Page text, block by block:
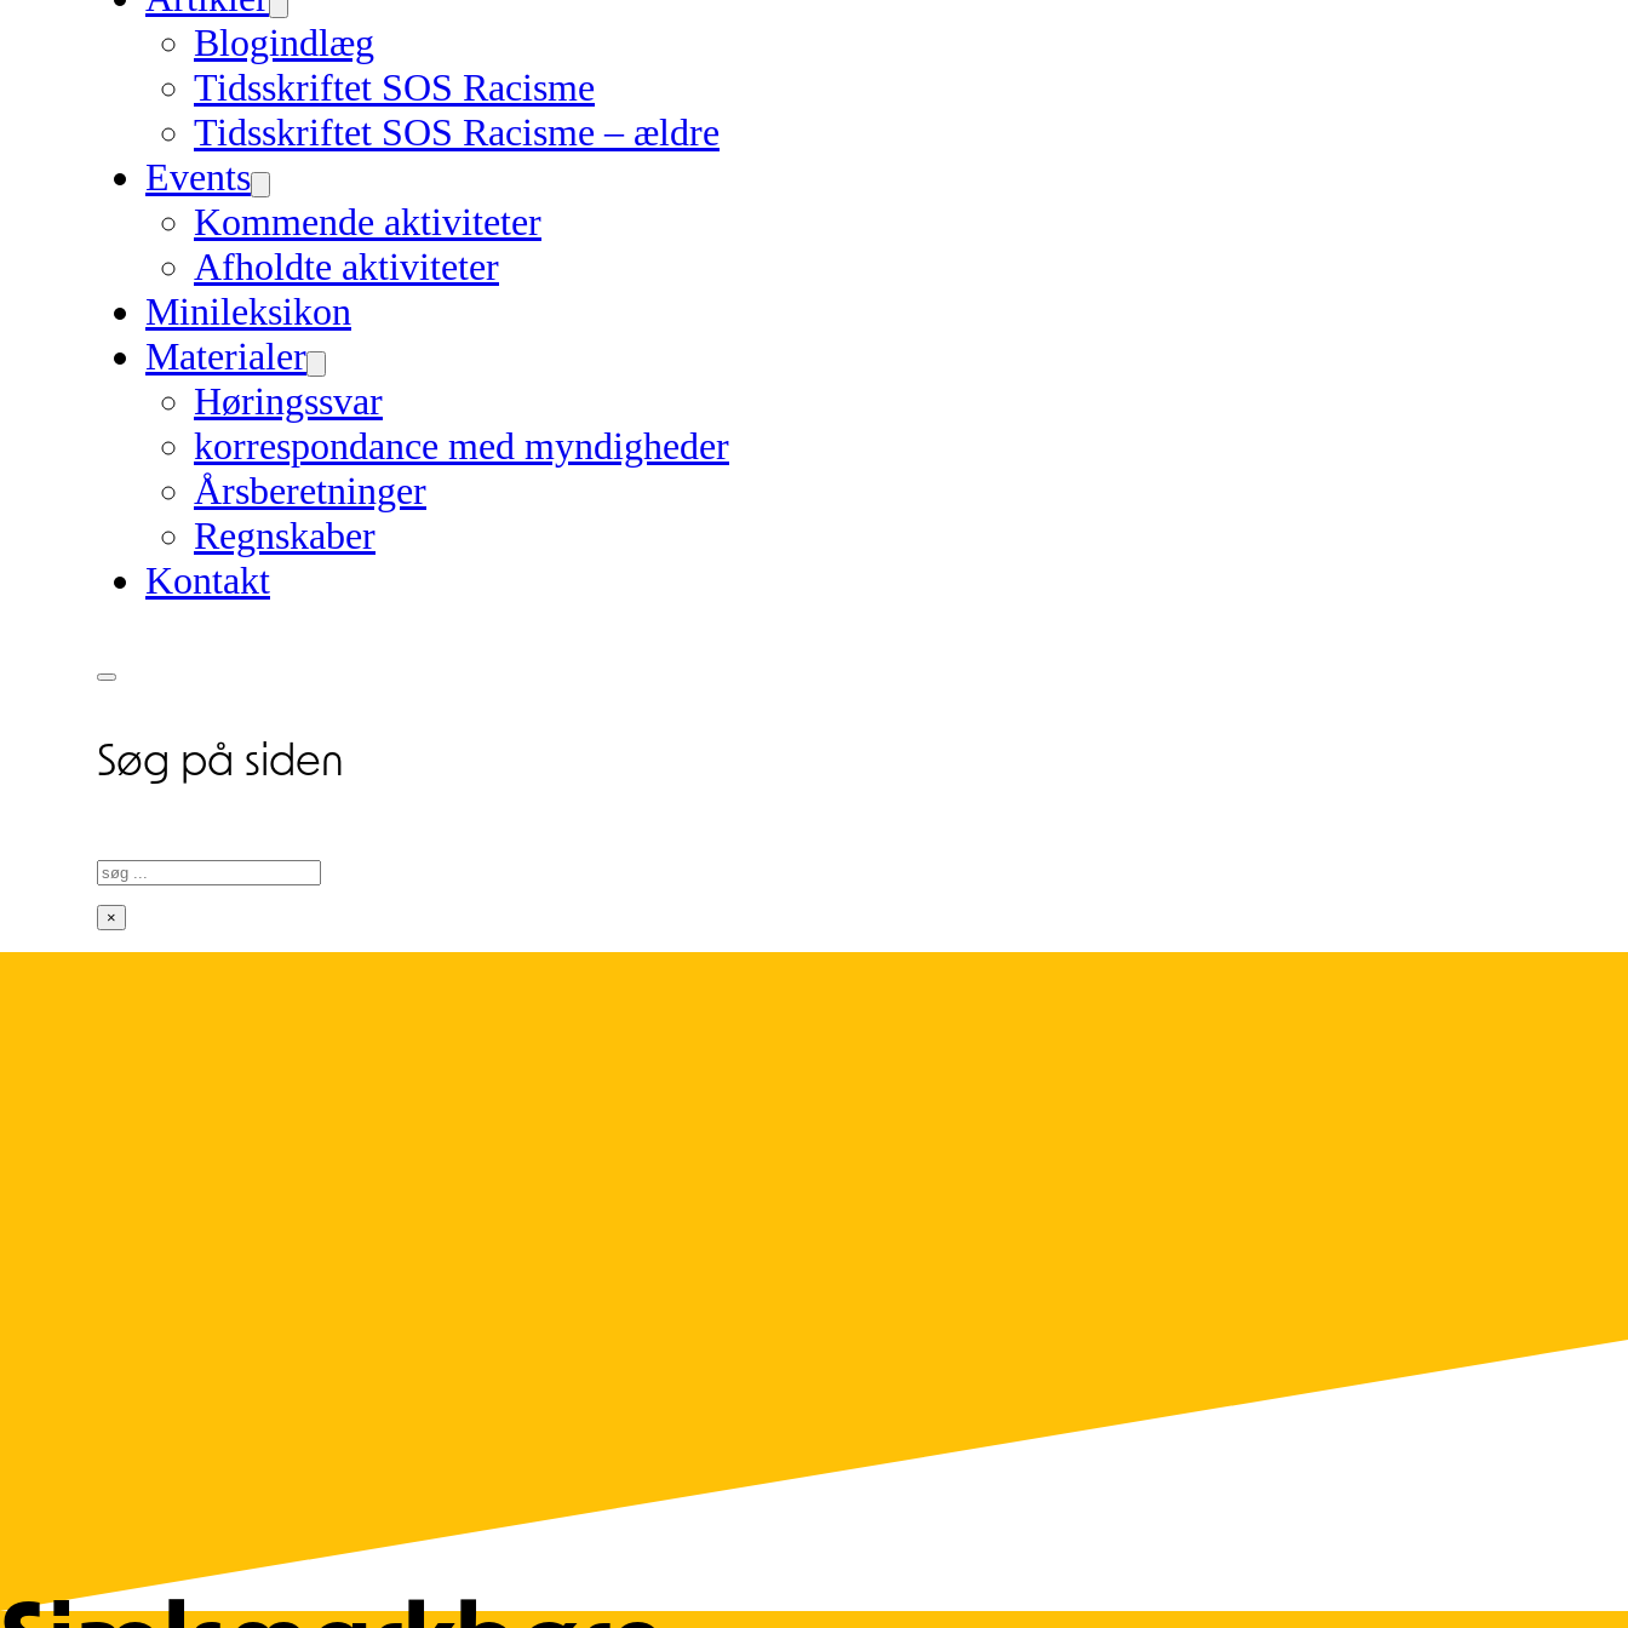
Blogindlæg
Tidsskriftet SOS Racisme
Tidsskriftet SOS Racisme – ældre
Events
Kommende aktiviteter
Afholdte aktiviteter
Minileksikon
Materialer
Høringssvar
korrespondance med myndigheder
Årsberetninger
Regnskaber
Kontakt
Søg på siden
Søg
×